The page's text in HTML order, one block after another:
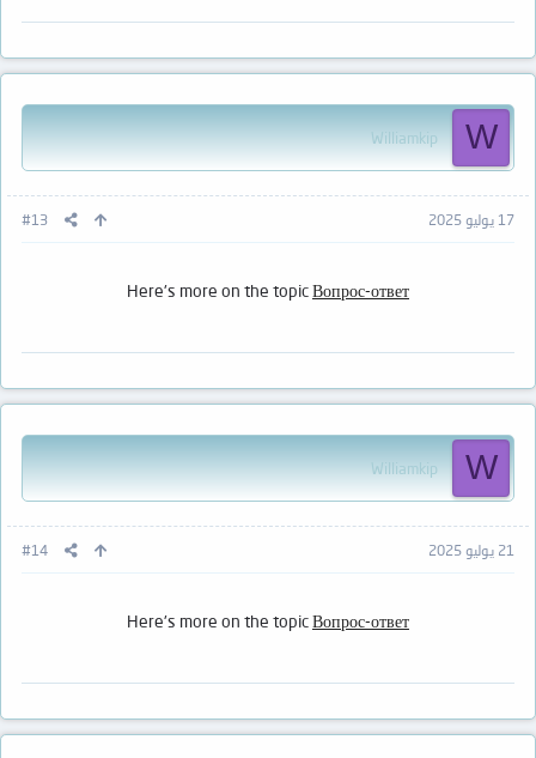
W
Williamkip
17 يوليو 2025 #13
Here's more on the topicВопрос-ответ
W
Williamkip
21 يوليو 2025 #14
Here's more on the topicВопрос-ответ